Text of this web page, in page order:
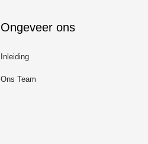
Ongeveer ons
Inleiding
Ons Team